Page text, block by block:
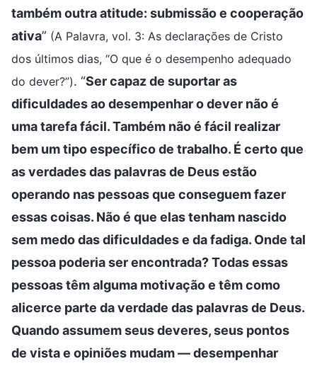
também outra atitude: submissão e cooperação
ativa” (A Palavra, vol. 3: As declarações de Cristo
dos últimos dias, “O que é o desempenho adequado
do dever?”). “Ser capaz de suportar as
dificuldades ao desempenhar o dever não é
uma tarefa fácil. Também não é fácil realizar
bem um tipo específico de trabalho. É certo que
as verdades das palavras de Deus estão
operando nas pessoas que conseguem fazer
essas coisas. Não é que elas tenham nascido
sem medo das dificuldades e da fadiga. Onde tal
pessoa poderia ser encontrada? Todas essas
pessoas têm alguma motivação e têm como
alicerce parte da verdade das palavras de Deus.
Quando assumem seus deveres, seus pontos
de vista e opiniões mudam — desempenhar